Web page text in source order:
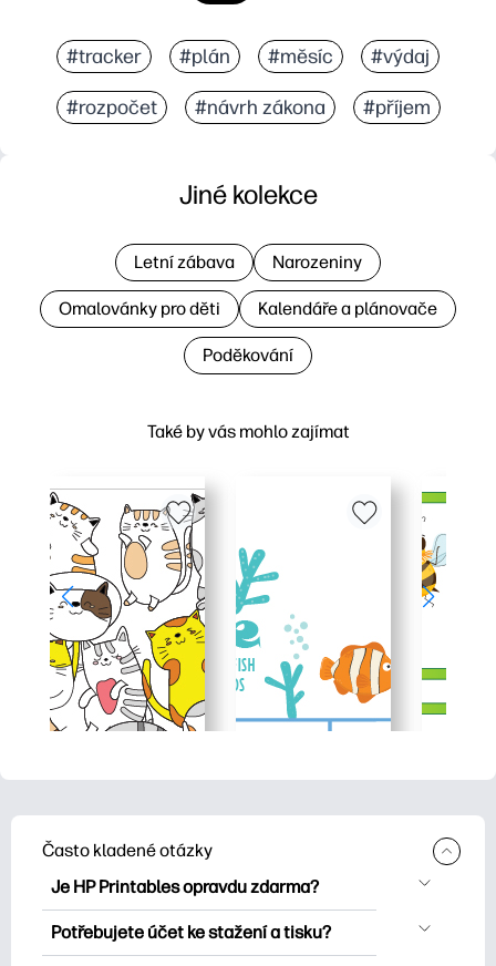
#tracker #plán #měsíc #výdaj
#rozpočet #návrh zákona #příjem
Také by vás mohlo zajímat
Jiné kolekce
Letní zábava Narozeniny
Omalovánky pro děti Kalendáře a plánovače
Poděkování
Často kladené otázky
Je HP Printables opravdu zdarma?
HP Printables nabízí více než 2500
bezplatných tisknutelných položek ke
Potřebujete účet ke stažení a tisku?